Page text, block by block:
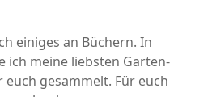
einiges an Büchern. In
ich meine liebsten Garten-
gesammelt. Für euch